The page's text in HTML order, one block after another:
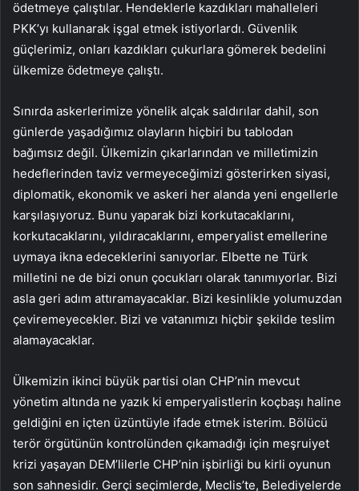
ödetmeye çalıştılar. Hendeklerle kazdıkları mahalleleri
PKK’yı kullanarak işgal etmek istiyorlardı. Güvenlik
güçlerimiz, onları kazdıkları çukurlara gömerek bedelini
ülkemize ödetmeye çalıştı.
Sınırda askerlerimize yönelik alçak saldırılar dahil, son
günlerde yaşadığımız olayların hiçbiri bu tablodan
bağımsız değil. Ülkemizin çıkarlarından ve milletimizin
hedeflerinden taviz vermeyeceğimizi gösterirken siyasi,
diplomatik, ekonomik ve askeri her alanda yeni engellerle
karşılaşıyoruz. Bunu yaparak bizi korkutacaklarını,
korkutacaklarını, yıldıracaklarını, emperyalist emellerine
uymaya ikna edeceklerini sanıyorlar. Elbette ne Türk
milletini ne de bizi onun çocukları olarak tanımıyorlar. Bizi
asla geri adım attıramayacaklar. Bizi kesinlikle yolumuzdan
çeviremeyecekler. Bizi ve vatanımızı hiçbir şekilde teslim
alamayacaklar.
Ülkemizin ikinci büyük partisi olan CHP’nin mevcut
yönetim altında ne yazık ki emperyalistlerin koçbaşı haline
geldiğini en içten üzüntüyle ifade etmek isterim. Bölücü
terör örgütünün kontrolünden çıkamadığı için meşruiyet
krizi yaşayan DEM’lilerle CHP’nin işbirliği bu kirli oyunun
son sahnesidir. Gerçi seçimlerde, Meclis’te, Belediyelerde